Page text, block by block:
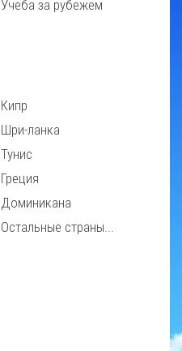
Учеба за рубежем
Кипр
Шри-ланка
Тунис
Греция
Доминикана
Остальные страны...